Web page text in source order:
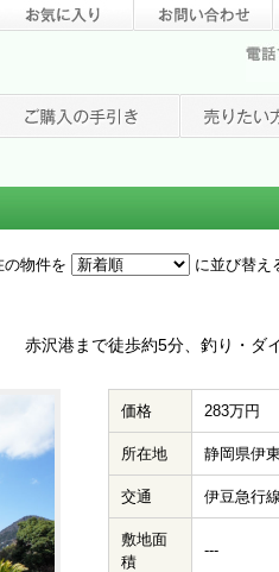
の物件を に並び替え
赤沢港まで徒歩約5分、釣り・ダ
価格 283万円
所在地 静岡県伊
交通 伊豆急行
敷地面
積
---